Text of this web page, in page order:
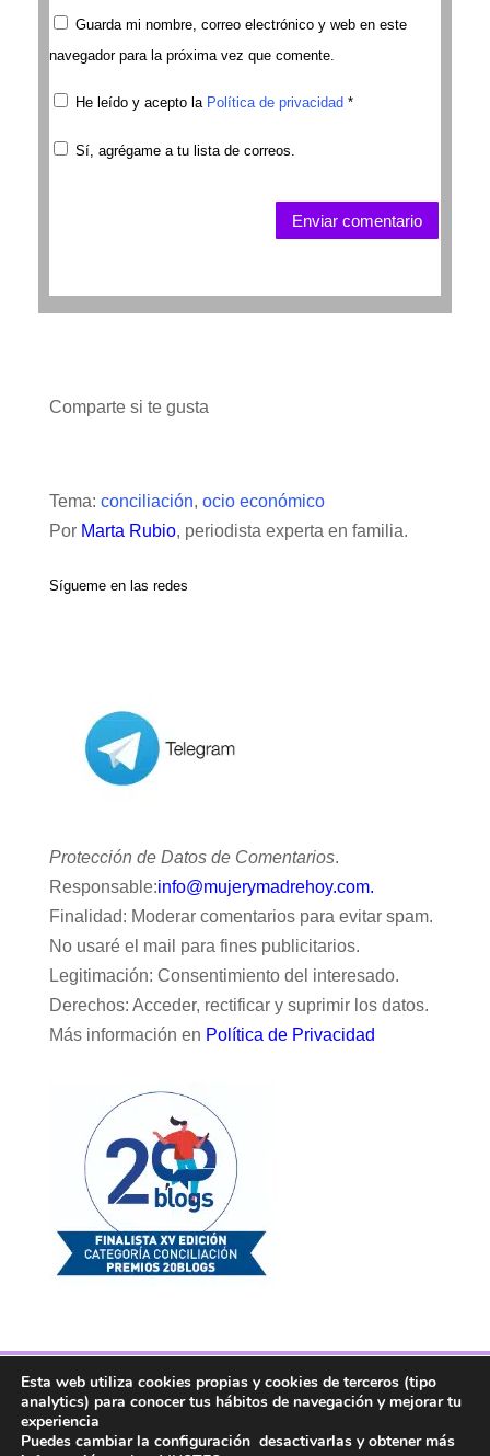
Guarda mi nombre, correo electrónico y web en este
navegador para la próxima vez que comente.
He leído y acepto la Política de privacidad *
Sí, agrégame a tu lista de correos.
Enviar comentario
Comparte si te gusta
Tema: conciliación, ocio económico
Por Marta Rubio, periodista experta en familia.
Sígueme en las redes
Protección de Datos de Comentarios.
Responsable:info@mujerymadrehoy.com.
Finalidad: Moderar comentarios para evitar spam.
No usaré el mail para fines publicitarios.
Legitimación: Consentimiento del interesado.
Derechos: Acceder, rectificar y suprimir los datos.
Más información en Política de Privacidad
Facebook Twitter Telegram
RSS
Instagram
Linkedin
Esta web utiliza cookies propias y cookies de terceros (tipo
analytics) para conocer tus hábitos de navegación y mejorar tu
experiencia
Puedes cambiar la configuración desactivarlas y obtener más